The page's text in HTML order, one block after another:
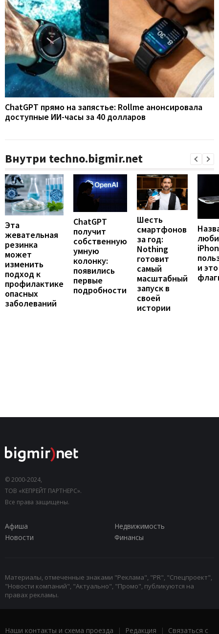
ChatGPT прямо на запястье: Rollme анонсировала
доступные ИИ-часы за 40 долларов
Внутри techno.bigmir.net
Эта
жевательная
резинка
может
изменить
подход к
профилактике
опасных
заболеваний
ChatGPT
получит
собственную
умную
колонку:
появились
первые
подробности
Шесть
смартфонов
за год:
Nothing
готовит
самый
масштабный
запуск в
своей
истории
и
© 2000-2024,
ТОВ «КЕПРЕЙТ ПАРТНЕРС».
Все права защищены.
Афиша
Недвижимость
Новости
Финансы
Материалы, отмеченные знаками "Реклама", "PR", "Спецпроект",
"Новости компаний", "Актуально", "Промо", публикуются на
правах рекламы.
Наши контакты и схема проезда | Редакция | Связаться с